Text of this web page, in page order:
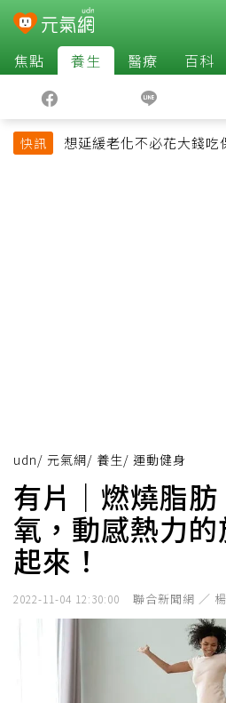
焦點 養生 醫療 百科
快訊
想延緩老化不必花大錢吃
udn/ 元氣網/ 養生/ 運動健身
有片｜燃燒脂
氧，動感熱力
起來！
2022-11-04 12:30:00 聯合新聞網 ／